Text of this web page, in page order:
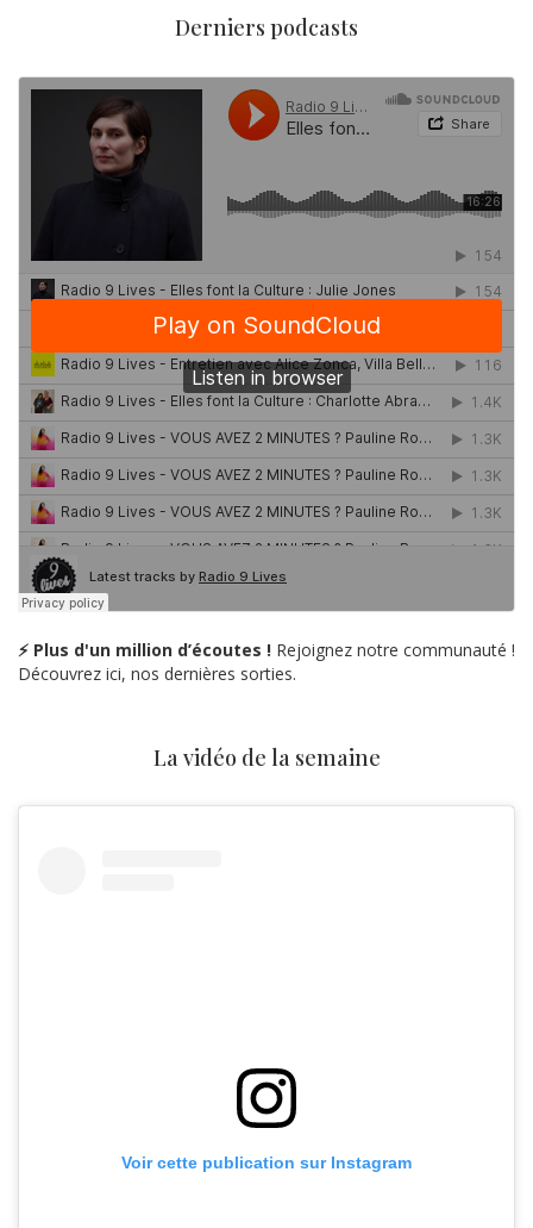
Derniers podcasts
⚡ Plus d'un million d’écoutes ! Rejoignez notre communauté !
Découvrez ici, nos dernières sorties.
La vidéo de la semaine
Voir cette publication sur Instagram